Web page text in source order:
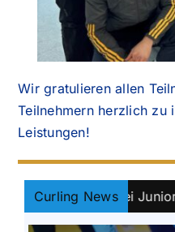
Wir gratulieren allen
Teilnehmern herzlich zu
Leistungen!
Curling News
bei Junioren-WM in